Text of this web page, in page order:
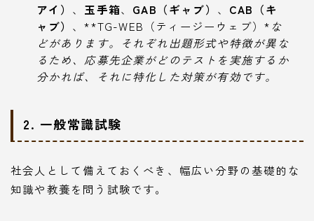
アイ） 、 玉手箱、 GAB（ギャブ） 、 CAB（キ
ャブ） 、**TG-WEB（ティージーウェブ）*な
どがあります。それぞれ出題形式や特徴が異な
るため、応募先企業がどのテストを実施するか
分かれば、それに特化した対策が有効です。
2. 一般常識試験
社会人として備えておくべき、幅広い分野の基礎的な
知識や教養を問う試験です。